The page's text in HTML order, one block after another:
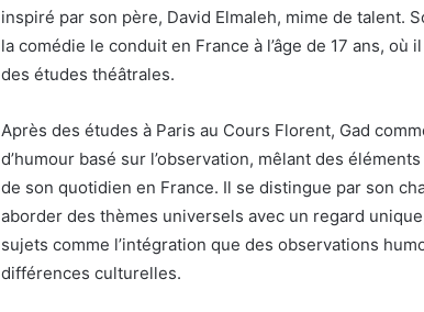
inspiré par son père, David Elmaleh, mime de talent.
la comédie le conduit en France à l’âge de 17 ans, où
des études théâtrales.
Après des études à Paris au Cours Florent, Gad
d’humour basé sur l’observation, mêlant des
de son quotidien en France. Il se distingue par son
aborder des thèmes universels avec un regard
sujets comme l’intégration que des observations
différences culturelles.